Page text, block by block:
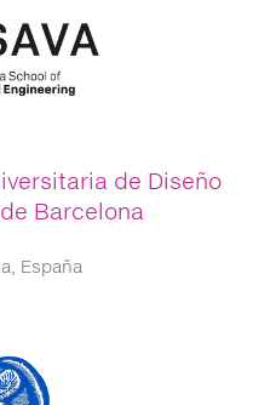
de Diseño
Barcelona
España